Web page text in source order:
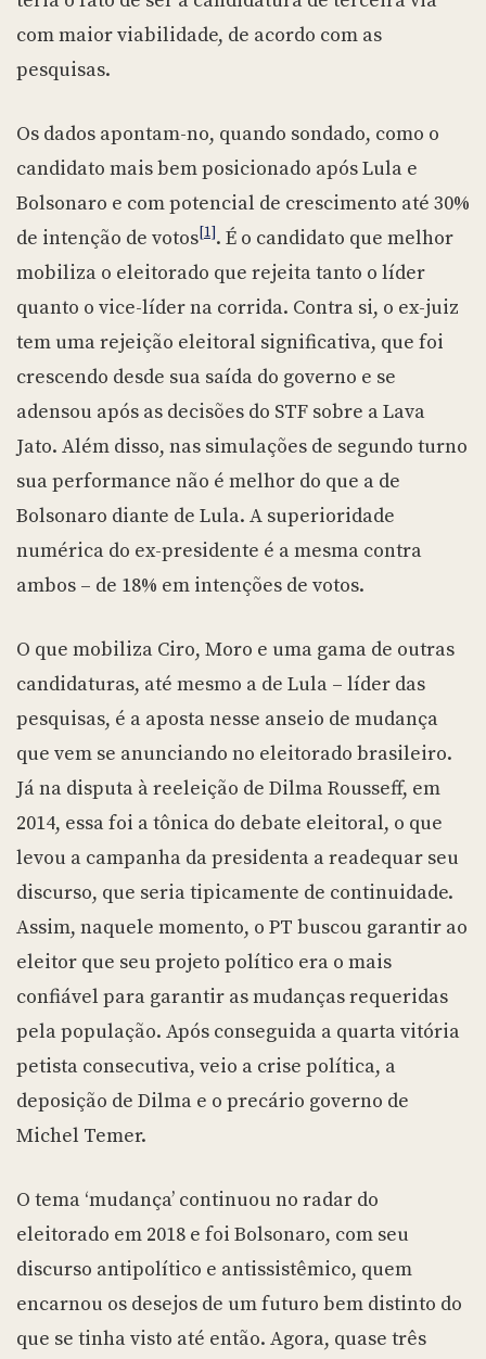
com maior viabilidade, de acordo com as
pesquisas.
Os dados apontam-no, quando sondado, como o
candidato mais bem posicionado após Lula e
Bolsonaro e com potencial de crescimento até 30%
de intenção de votos[1]. É o candidato que melhor
mobiliza o eleitorado que rejeita tanto o líder
quanto o vice-líder na corrida. Contra si, o ex-juiz
tem uma rejeição eleitoral significativa, que foi
crescendo desde sua saída do governo e se
adensou após as decisões do STF sobre a Lava
Jato. Além disso, nas simulações de segundo turno
sua performance não é melhor do que a de
Bolsonaro diante de Lula. A superioridade
numérica do ex-presidente é a mesma contra
ambos – de 18% em intenções de votos.
O que mobiliza Ciro, Moro e uma gama de outras
candidaturas, até mesmo a de Lula – líder das
pesquisas, é a aposta nesse anseio de mudança
que vem se anunciando no eleitorado brasileiro.
Já na disputa à reeleição de Dilma Rousseff, em
2014, essa foi a tônica do debate eleitoral, o que
levou a campanha da presidenta a readequar seu
discurso, que seria tipicamente de continuidade.
Assim, naquele momento, o PT buscou garantir ao
eleitor que seu projeto político era o mais
confiável para garantir as mudanças requeridas
pela população. Após conseguida a quarta vitória
petista consecutiva, veio a crise política, a
deposição de Dilma e o precário governo de
Michel Temer.
O tema ‘mudança’ continuou no radar do
eleitorado em 2018 e foi Bolsonaro, com seu
discurso antipolítico e antissistêmico, quem
encarnou os desejos de um futuro bem distinto do
que se tinha visto até então. Agora, quase três